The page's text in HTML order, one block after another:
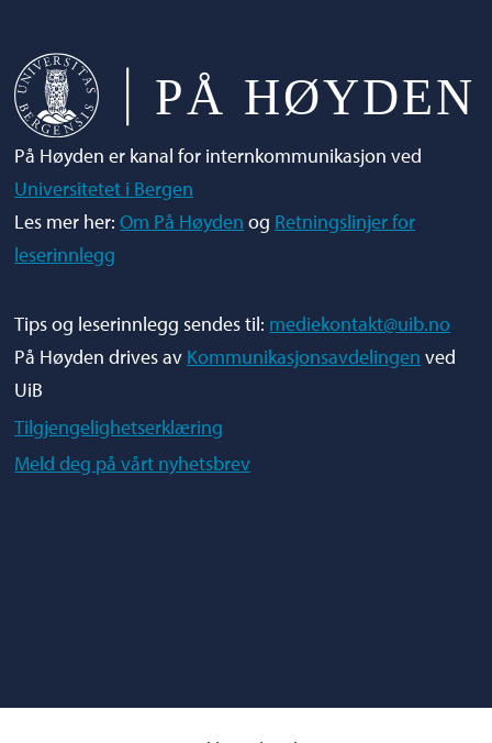
På Høyden er kanal for internkommunikasjon ved
Universitetet i Bergen
Les mer her:Om På Høyden og Retningslinjer for
leserinnlegg
Tips og leserinnlegg sendes til: mediekontakt@uib.no
På Høyden drives av Kommunikasjonsavdelingen ved
UiB
Tilgjengelighetserklæring
Meld deg på vårt nyhetsbrev